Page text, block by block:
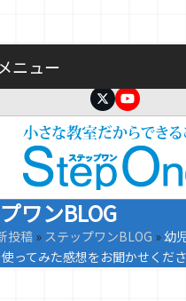
メニュー
TwitterYouTube
ワンBLOG
投稿 » ステップワンBLOG »幼
ってみた感想をお聞かせくださ